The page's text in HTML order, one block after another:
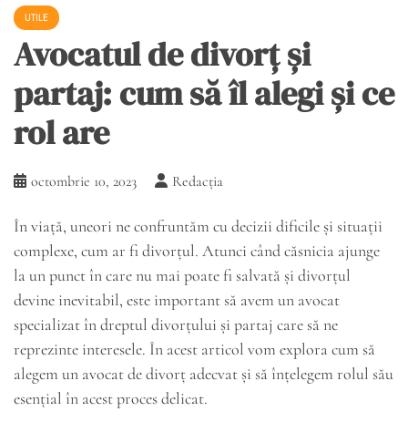
UTILE
Avocatul de divorț și
partaj: cum să îl alegi și ce
rol are
octombrie 10, 2023 Redacția
În viață, uneori ne confruntăm cu decizii dificile și situații
complexe, cum ar fi divorțul. Atunci când căsnicia ajunge
la un punct în care nu mai poate fi salvată și divorțul
devine inevitabil, este important să avem un avocat
specializat în dreptul divorțului și partaj care să ne
reprezinte interesele. În acest articol vom explora cum să
alegem un avocat de divorț adecvat și să înțelegem rolul său
esențial în acest proces delicat.